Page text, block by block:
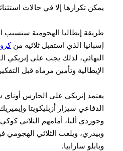
تكرارها إلا في حالات استثنائية نادرة.
إيطاليا الهجومية ستسبب الكثير
الذي استقبل ثلاثية منكرواتيا
لذلك يجب على إنريكي التفكير
وتأمين مرماه قبل التفكير في
إنريكي على الحارس أوناي سيمون
سيزار أزبليكويتا وإيميريك
ألبا، أمامهم الثلاثي كوكي
ويلعب الثلاثي الهجومي فيران
سارابيا.